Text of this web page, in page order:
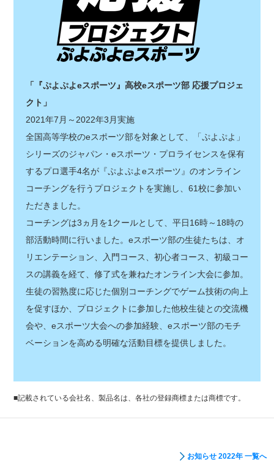
「『ぷよぷよeスポーツ』高校eスポーツ部 応援プロジェ
クト」
2021年7月～2022年3月実施
全国高等学校のeスポーツ部を対象として、「ぷよぷよ」
シリーズのジャパン・eスポーツ・プロライセンスを保有
するプロ選手4名が『ぷよぷよeスポーツ』のオンライン
コーチングを行うプロジェクトを実施し、61校に参加い
ただきました。
コーチングは3ヵ月を1クールとして、平日16時～18時の
部活動時間に行いました。eスポーツ部の生徒たちは、オ
リエンテーション、入門コース、初心者コース、初級コー
スの講義を経て、修了式を兼ねたオンライン大会に参加。
生徒の習熟度に応じた個別コーチングでゲーム技術の向上
を促すほか、プロジェクトに参加した他校生徒との交流機
会や、eスポーツ大会への参加経験、eスポーツ部のモチ
ベーションを高める明確な活動目標を提供しました。
■記載されている会社名、製品名は、各社の登録商標または商標です。
お知らせ 2022年 一覧へ